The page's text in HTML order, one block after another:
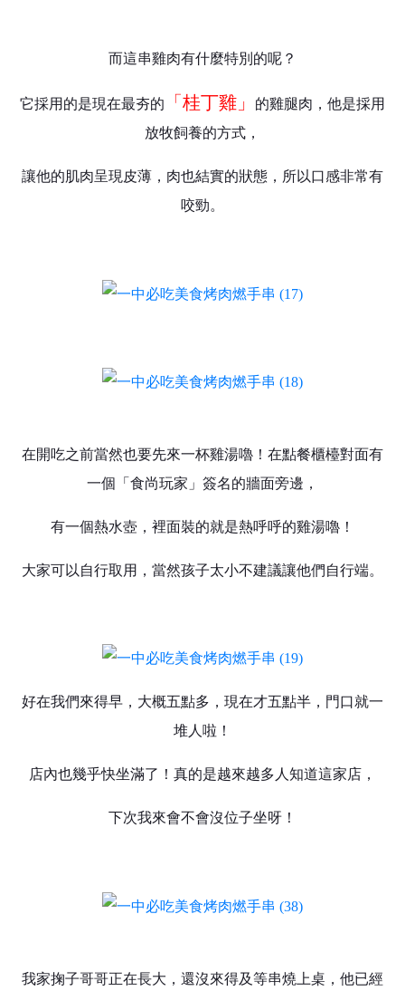
而這串雞肉有什麼特別的呢？
它採用的是現在最夯的 「桂丁雞」
的雞腿肉，他是採用
放牧飼養的方式，
讓他的肌肉呈現皮薄，肉也結實的狀態，所以口感非常有
咬勁。
在開吃之前當然也要先來一杯雞湯嚕！在點餐櫃檯對面有
一個「食尚玩家」簽名的牆面旁邊，
有一個熱水壺，裡面裝的就是熱呼呼的雞湯嚕！
大家可以自行取用，當然孩子太小不建議讓他們自行端。
好在我們來得早，大概五點多，現在才五點半，門口就一
堆人啦！
店內也幾乎快坐滿了！真的是越來越多人知道這家店，
下次我來會不會沒位子坐呀！
我家掬子哥哥正在長大，還沒來得及等串燒上桌，他已經